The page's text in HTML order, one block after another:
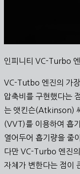
인피니티 VC-Turbo
VC-Tutbo 엔진의 가
압축비를 구현했다는
는 앳킨슨(Atkinson)
(VVT)를 이용하여 흡
열어두어 흡기량을 줄
다만 VC-Turbo 엔진
자체가 변한다는 점이